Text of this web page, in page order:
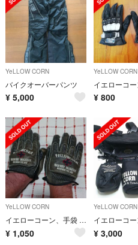
YeLLOW CORN
バイクオーバーパンツ
¥ 5,000
YeLLOW CORN
¥ 800
YeLLOW CORN
イエローコーン、手袋 中古品
¥ 1,050
YeLLOW CORN
¥ 3,000